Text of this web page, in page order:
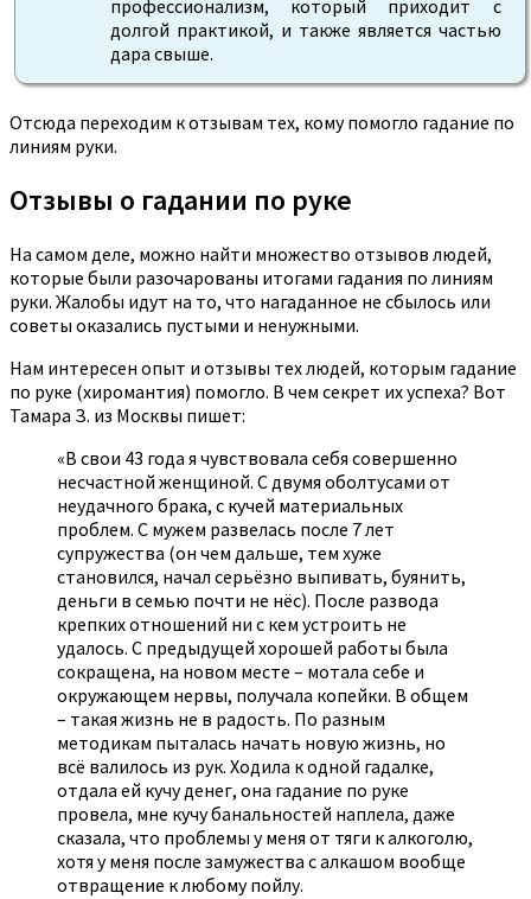
профессионализм, который приходит с
долгой практикой, и также является частью
дара свыше.
Отсюда переходим к отзывам тех, кому помогло гадание по
линиям руки.
Отзывы о гадании по руке
На самом деле, можно найти множество отзывов людей,
которые были разочарованы итогами гадания по линиям
руки. Жалобы идут на то, что нагаданное не сбылось или
советы оказались пустыми и ненужными.
Нам интересен опыт и отзывы тех людей, которым гадание
по руке (хиромантия) помогло. В чем секрет их успеха? Вот
Тамара З. из Москвы пишет:
«В свои 43 года я чувствовала себя совершенно
несчастной женщиной. С двумя оболтусами от
неудачного брака, с кучей материальных
проблем. С мужем развелась после 7 лет
супружества (он чем дальше, тем хуже
становился, начал серьёзно выпивать, буянить,
деньги в семью почти не нёс). После развода
крепких отношений ни с кем устроить не
удалось. С предыдущей хорошей работы была
сокращена, на новом месте – мотала себе и
окружающем нервы, получала копейки. В общем
– такая жизнь не в радость. По разным
методикам пыталась начать новую жизнь, но
всё валилось из рук. Ходила к одной гадалке,
отдала ей кучу денег, она гадание по руке
провела, мне кучу банальностей наплела, даже
сказала, что проблемы у меня от тяги к алкоголю,
хотя у меня после замужества с алкашом вообще
отвращение к любому пойлу.